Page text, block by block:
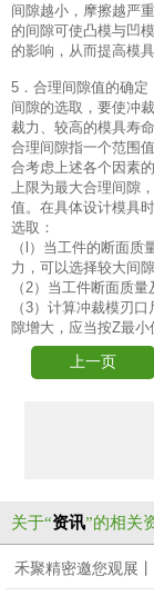
间隙越小，摩擦越严
的间隙可使凸模与凹
的影响，从而提高模具
5．合理间隙值的确定
间隙的选取，要使冲
裁力、较高的模具寿命
合理间隙指一个范围
合考虑上述各个因素
上限为最大合理间隙
值。在具体设计模具
选取：
（l）当工件的断面
力，可以选择较大间隙
（2）当工件断面质
（3）计算冲裁模刃
隙增大，应当按Z最小
上一页
关于“资讯”的相关
禾聚精密邀您观展